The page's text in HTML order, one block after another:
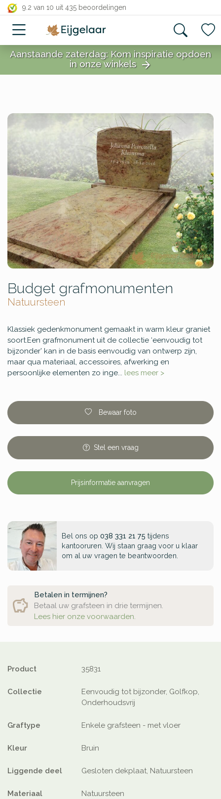
9.2 van 10 uit 435 beoordelingen
close
close
Aanstaande zaterdag: Kom inspiratie opdoen
in onze winkels arrow_forward
Budget grafmonumenten
Natuursteen
Klassiek gedenkmonument gemaakt in warm kleur graniet
soort.Een grafmonument uit de collectie ‘eenvoudig tot
bijzonder’ kan in de basis eenvoudig van ontwerp zijn,
maar qua materiaal, accessoires, afwerking en
persoonlijke elementen zo inge... lees meer >
Bewaar foto
Stel een vraag
Prijsinformatie aanvragen
Bel ons op 038 331 21 75 tijdens
kantooruren. Wij staan graag voor u klaar
om al uw vragen te beantwoorden.
Betalen in termijnen?
Betaal uw grafsteen in drie termijnen.
Lees hier onze voorwaarden.
Product 35831
Collectie
Eenvoudig tot bijzonder, Golfkop,
Onderhoudsvrij
Graftype Enkele grafsteen - met vloer
Kleur Bruin
Liggende deel Gesloten dekplaat, Natuursteen
Materiaal Natuursteen